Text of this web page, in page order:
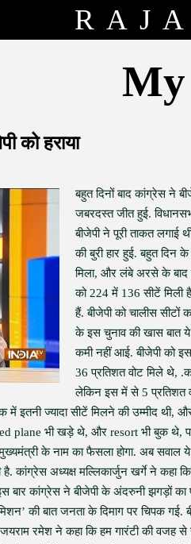
को हराया
बहुत दिनों बाद कांग्रेस ने
जबरदस्त जीत हुई.
बीजेपी ने पूरी ताकत लगाई
की बुरी हार हुई. बहुत दिन
मिला, और लंबे अरसे के बाद
को 224 में 136 सीटें मिली
हैं. बीजेपी को चालीस
के इस चुनाव की खास बात ये
कमी नहीं आई. बीजेपी को
36 प्रतिशत वोट मिले थे,
लेकिन इस में से 5 प्रतिशत
इतनी ज्यादा सीटें मिलने की उम्मीद थी,
plane भी खड़े थे, और resort भी बुक थे,
के नाम का फैसला होगा. अब सवाल ये है
कांग्रेस अध्यक्ष मल्लिकार्जुन खर्गे ने कहा
कांग्रेस ने बीजेपी के अंदरुनी झगड़ों का
की बात जनता के दिमाग पर चिपक
जयराम रमेश ने कहा कि हम गारंटी की वजह